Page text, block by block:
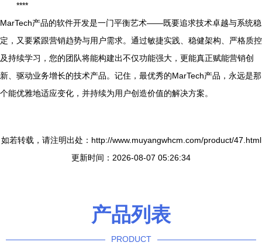
****
MarTech产品的软件开发是一门平衡艺术——既要追求技术卓越与系统稳
定，又要紧跟营销趋势与用户需求。通过敏捷实践、稳健架构、严格质控
及持续学习，您的团队将能构建出不仅功能强大，更能真正赋能营销创
新、驱动业务增长的技术产品。记住，最优秀的MarTech产品，永远是那
个能优雅地适应变化，并持续为用户创造价值的解决方案。
如若转载，请注明出处：http://www.muyangwhcm.com/product/47.html
更新时间：2026-08-07 05:26:34
产品列表
PRODUCT